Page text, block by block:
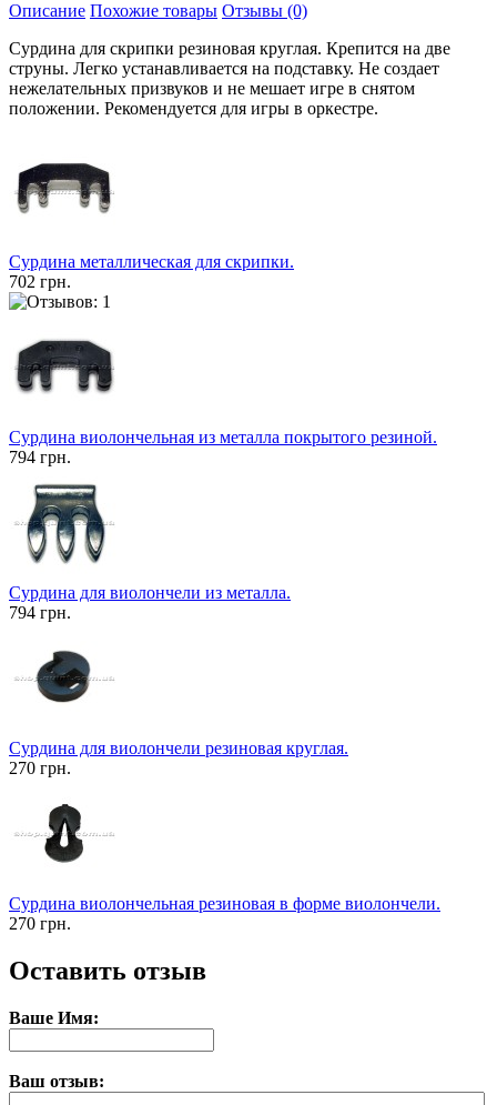
Описание Похожие товары Отзывы (0)
Сурдина для скрипки резиновая круглая. Крепится на две
струны. Легко устанавливается на подставку. Не создает
нежелательных призвуков и не мешает игре в снятом
положении. Рекомендуется для игры в оркестре.
Сурдина металлическая для скрипки.
702 грн.
Сурдина виолончельная из металла покрытого резиной.
794 грн.
Сурдина для виолончели из металла.
794 грн.
Сурдина для виолончели резиновая круглая.
270 грн.
Сурдина виолончельная резиновая в форме виолончели.
270 грн.
Оставить отзыв
Ваше Имя:
Ваш отзыв: